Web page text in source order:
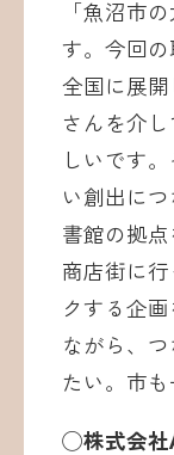
「魚沼市
す。今回の
全国に展
さんを介
しいです
い創出に
書館の拠点
商店街に
クする企
ながら、
たい。市も
◯株式会社